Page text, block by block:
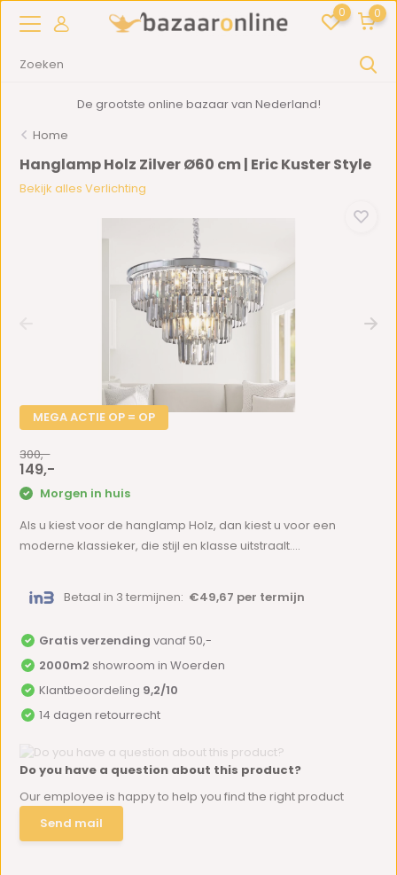
0 0
De grootste online bazaar van Nederland!
Home
Hanglamp Holz Zilver Ø60 cm | Eric Kuster Style
Bekijk alles Verlichting
MEGA ACTIE OP = OP
300,-
149,-
Morgen in huis
Als u kiest voor de hanglamp Holz, dan kiest u voor een
moderne klassieker, die stijl en klasse uitstraalt....
Betaal in 3 termijnen: €49,67 per termijn
Gratis verzending vanaf 50,-
2000m2 showroom in Woerden
Klantbeoordeling 9,2/10
14 dagen retourrecht
Do you have a question about this product?
Our employee is happy to help you find the right product
Send mail